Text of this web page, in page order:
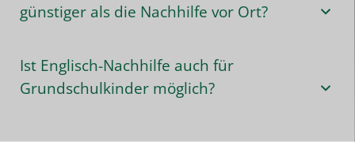
günstiger als die Nachhilfe vor Ort?
Ist Englisch-Nachhilfe auch für
Grundschulkinder möglich?